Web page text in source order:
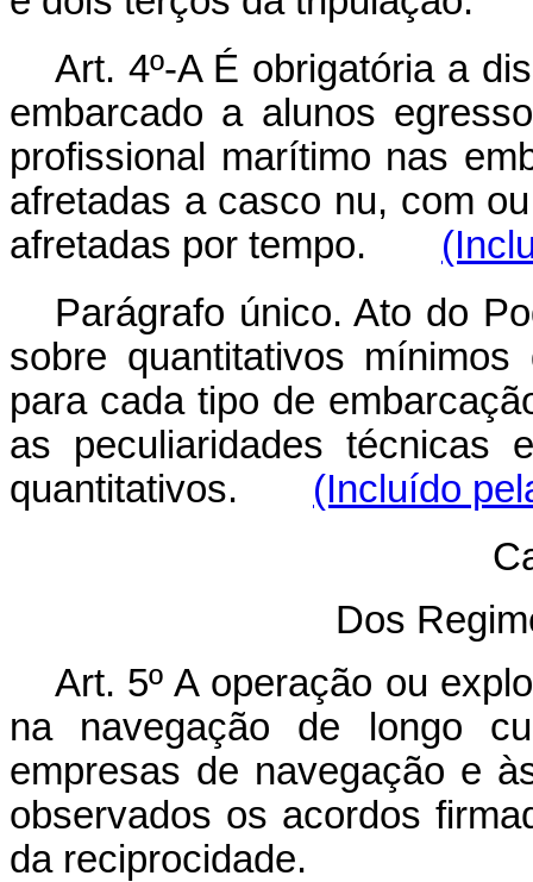
Art. 4º-A É obrigatória a
embarcado a alunos
profissional marítimo nas
afretadas a casco nu, com
afretadas por tempo.
Parágrafo único. Ato do
sobre quantitativos
para cada tipo de
as peculiaridades técnicas
quantitativos. (Incluído
Dos
Art. 5º A operação ou
na navegação de longo
empresas de navegação e
observados os acordos
da reciprocidade.